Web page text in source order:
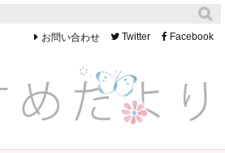
お問い合わせ Twitter Facebook